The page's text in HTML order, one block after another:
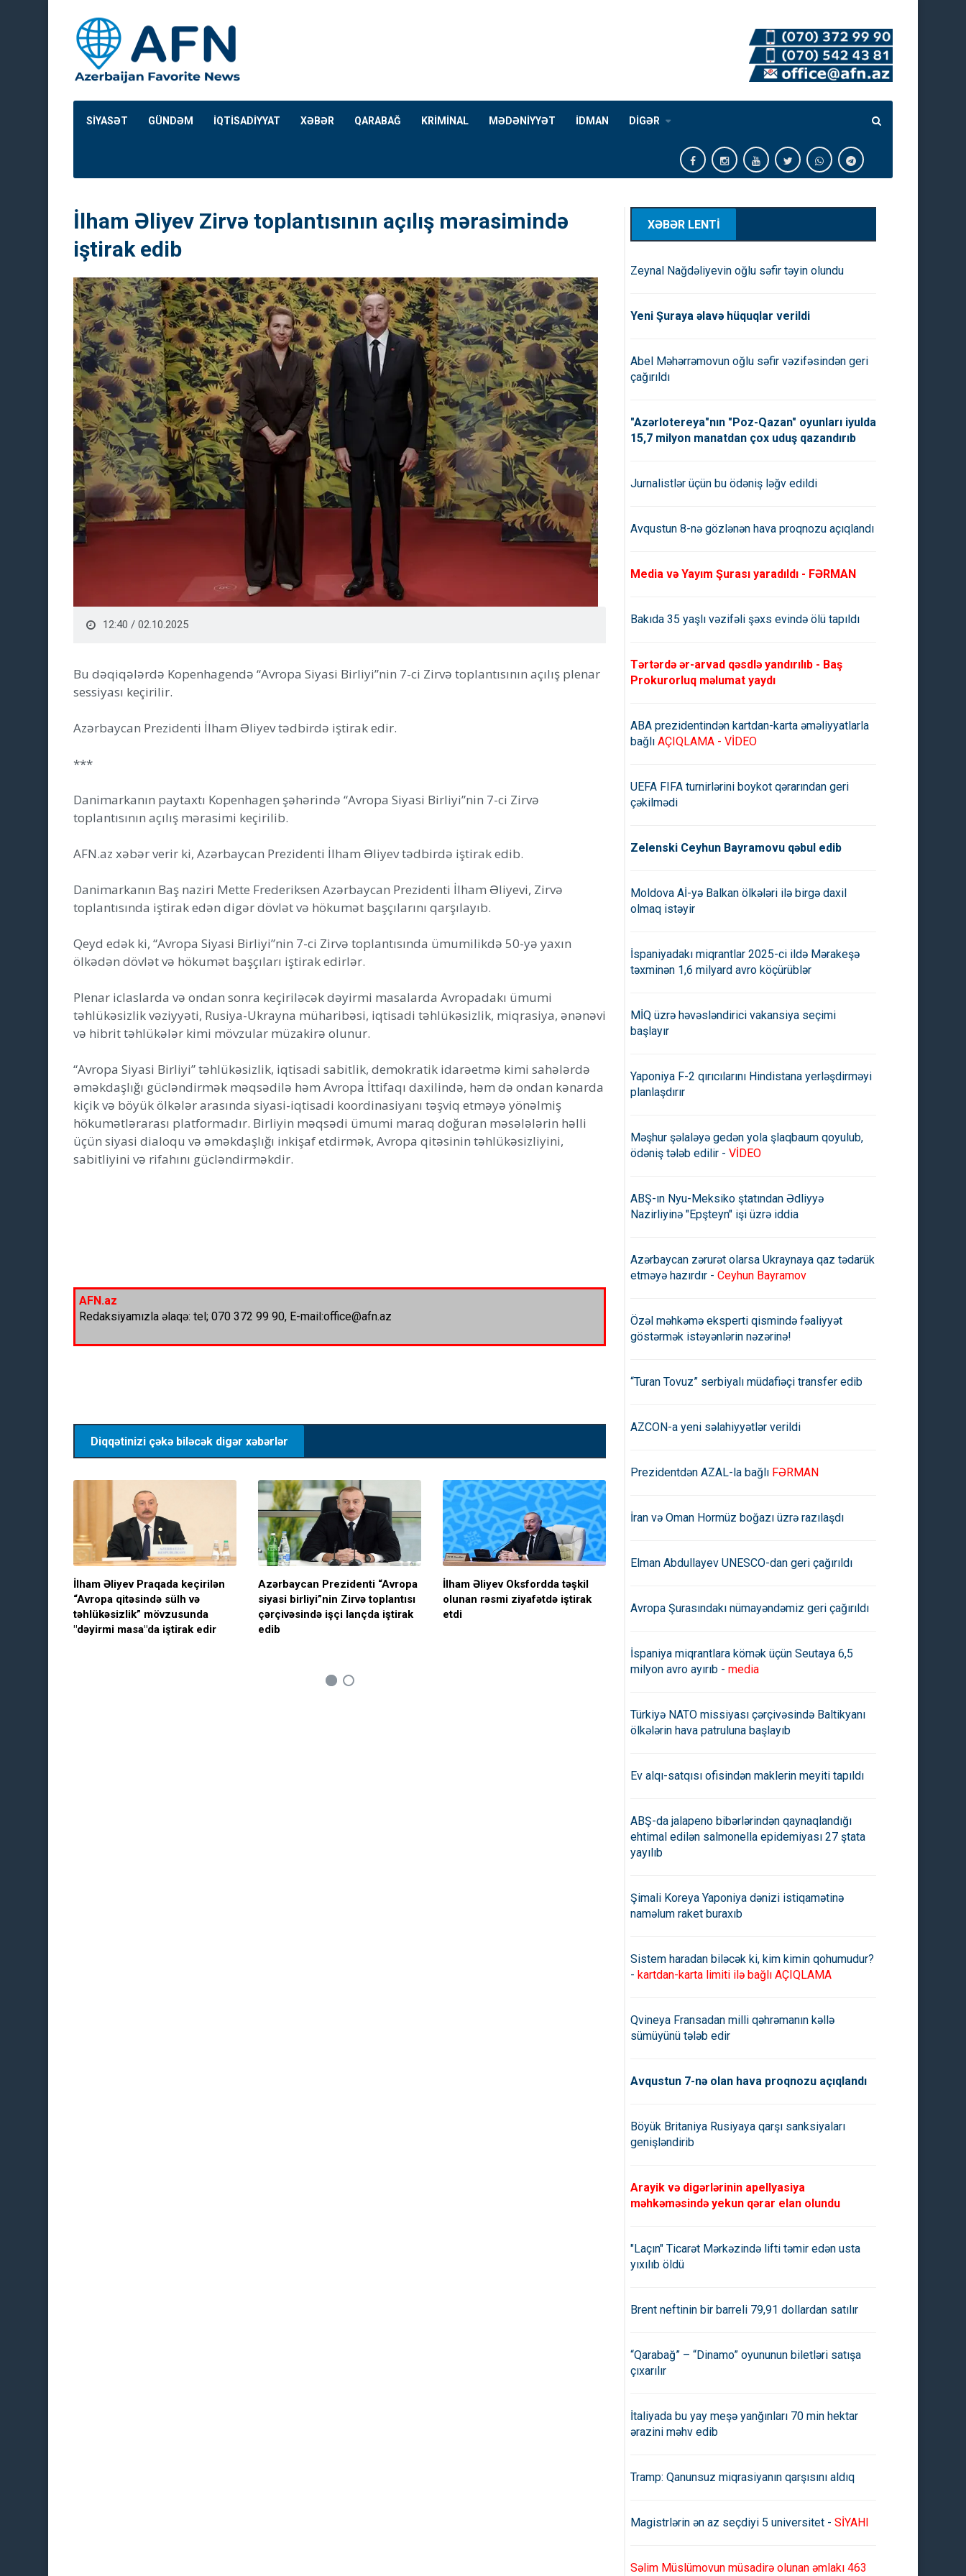
SİYASƏT GÜNDƏM İQTİSADİYYAT XƏBƏR QARABAĞ KRİMİNAL MƏDƏNİYYƏT İDMAN DİGƏR
İlham Əliyev Zirvə toplantısının açılış mərasimində
iştirak edib
12:40 / 02.10.2025
Bu dəqiqələrdə Kopenhagendə “Avropa Siyasi Birliyi”nin 7-ci Zirvə toplantısının açılış plenar
sessiyası keçirilir.
Azərbaycan Prezidenti İlham Əliyev tədbirdə iştirak edir.
***
Danimarkanın paytaxtı Kopenhagen şəhərində “Avropa Siyasi Birliyi”nin 7-ci Zirvə
toplantısının açılış mərasimi keçirilib.
AFN.az xəbər verir ki, Azərbaycan Prezidenti İlham Əliyev tədbirdə iştirak edib.
Danimarkanın Baş naziri Mette Frederiksen Azərbaycan Prezidenti İlham Əliyevi, Zirvə
toplantısında iştirak edən digər dövlət və hökumət başçılarını qarşılayıb.
Qeyd edək ki, “Avropa Siyasi Birliyi”nin 7-ci Zirvə toplantısında ümumilikdə 50-yə yaxın
ölkədən dövlət və hökumət başçıları iştirak edirlər.
Plenar iclaslarda və ondan sonra keçiriləcək dəyirmi masalarda Avropadakı ümumi
təhlükəsizlik vəziyyəti, Rusiya-Ukrayna müharibəsi, iqtisadi təhlükəsizlik, miqrasiya, ənənəvi
və hibrit təhlükələr kimi mövzular müzakirə olunur.
“Avropa Siyasi Birliyi” təhlükəsizlik, iqtisadi sabitlik, demokratik idarəetmə kimi sahələrdə
əməkdaşlığı gücləndirmək məqsədilə həm Avropa İttifaqı daxilində, həm də ondan kənarda
kiçik və böyük ölkələr arasında siyasi-iqtisadi koordinasiyanı təşviq etməyə yönəlmiş
hökumətlərarası platformadır. Birliyin məqsədi ümumi maraq doğuran məsələlərin həlli
üçün siyasi dialoqu və əməkdaşlığı inkişaf etdirmək, Avropa qitəsinin təhlükəsizliyini,
sabitliyini və rifahını gücləndirməkdir.
AFN.az
Redaksiyamızla əlaqə: tel; 070 372 99 90, E-mail:office@afn.az
Diqqətinizi çəkə biləcək digər xəbərlər
İlham Əliyev Praqada keçirilən
“Avropa qitəsində sülh və
təhlükəsizlik” mövzusunda
"dəyirmi masa"da iştirak edir
Azərbaycan Prezidenti “Avropa
siyasi birliyi”nin Zirvə toplantısı
çərçivəsində işçi lançda iştirak
edib
İlham Əliyev Oksfordda təşkil
olunan rəsmi ziyafətdə iştirak
etdi
iştirak edir
XƏBƏR LENTİ
Zeynal Nağdəliyevin oğlu səfir təyin olundu
Yeni Şuraya əlavə hüquqlar verildi
Abel Məhərrəmovun oğlu səfir vəzifəsindən geri
çağırıldı
"Azərlotereya"nın "Poz-Qazan" oyunları iyulda
15,7 milyon manatdan çox uduş qazandırıb
Jurnalistlər üçün bu ödəniş ləğv edildi
Avqustun 8-nə gözlənən hava proqnozu açıqlandı
Media və Yayım Şurası yaradıldı - FƏRMAN
Bakıda 35 yaşlı vəzifəli şəxs evində ölü tapıldı
Tərtərdə ər-arvad qəsdlə yandırılıb - Baş
Prokurorluq məlumat yaydı
ABA prezidentindən kartdan-karta əməliyyatlarla
bağlı AÇIQLAMA - VİDEO
UEFA FIFA turnirlərini boykot qərarından geri
çəkilmədi
Zelenski Ceyhun Bayramovu qəbul edib
Moldova Aİ-yə Balkan ölkələri ilə birgə daxil
olmaq istəyir
İspaniyadakı miqrantlar 2025-ci ildə Mərakeşə
təxminən 1,6 milyard avro köçürüblər
MİQ üzrə həvəsləndirici vakansiya seçimi
başlayır
Yaponiya F-2 qırıcılarını Hindistana yerləşdirməyi
planlaşdırır
Məşhur şəlaləyə gedən yola şlaqbaum qoyulub,
ödəniş tələb edilir - VİDEO
ABŞ-ın Nyu-Meksiko ştatından Ədliyyə
Nazirliyinə "Epşteyn" işi üzrə iddia
Azərbaycan zərurət olarsa Ukraynaya qaz tədarük
etməyə hazırdır - Ceyhun Bayramov
Özəl məhkəmə eksperti qismində fəaliyyət
göstərmək istəyənlərin nəzərinə!
“Turan Tovuz” serbiyalı müdafiəçi transfer edib
AZCON-a yeni səlahiyyətlər verildi
Prezidentdən AZAL-la bağlı FƏRMAN
İran və Oman Hormüz boğazı üzrə razılaşdı
Elman Abdullayev UNESCO-dan geri çağırıldı
Avropa Şurasındakı nümayəndəmiz geri çağırıldı
İspaniya miqrantlara kömək üçün Seutaya 6,5
milyon avro ayırıb - media
Türkiyə NATO missiyası çərçivəsində Baltikyanı
ölkələrin hava patruluna başlayıb
Ev alqı-satqısı ofisindən maklerin meyiti tapıldı
ABŞ-da jalapeno bibərlərindən qaynaqlandığı
ehtimal edilən salmonella epidemiyası 27 ştata
yayılıb
Şimali Koreya Yaponiya dənizi istiqamətinə
naməlum raket buraxıb
Sistem haradan biləcək ki, kim kimin qohumudur?
- kartdan-karta limiti ilə bağlı AÇIQLAMA
Qvineya Fransadan milli qəhrəmanın kəllə
sümüyünü tələb edir
Avqustun 7-nə olan hava proqnozu açıqlandı
Böyük Britaniya Rusiyaya qarşı sanksiyaları
genişləndirib
Arayik və digərlərinin apellyasiya
məhkəməsində yekun qərar elan olundu
"Laçın" Ticarət Mərkəzində lifti təmir edən usta
yıxılıb öldü
Brent neftinin bir barreli 79,91 dollardan satılır
“Qarabağ” – “Dinamo” oyununun biletləri satışa
çıxarılır
İtaliyada bu yay meşə yanğınları 70 min hektar
ərazini məhv edib
Tramp: Qanunsuz miqrasiyanın qarşısını aldıq
Magistrlərin ən az seçdiyi 5 universitet - SİYAHI
Səlim Müslümovun müsadirə olunan əmlakı 463